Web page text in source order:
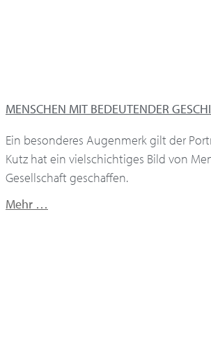
MENSCHEN MIT BEDEUTENDER
Ein besonderes Augenmerk gilt der
Kutz hat ein vielschichtiges Bild von
Gesellschaft geschaffen.
Mehr …